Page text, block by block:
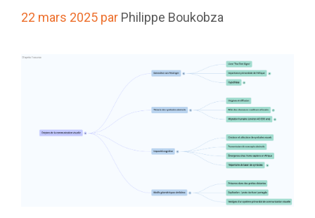
22 mars 2025 par Philippe Boukobza